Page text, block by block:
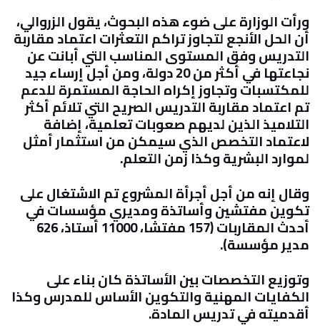
ورأت الوزارة على ضوء هذه البحوث، يقول الزروالي،
أن الحل الأنجع لتجاوز تراكم التعثرات اعتماد مقاربة
التدريس وفق المستوى المناسب التي أبانت عن
نجاعتها في أكثر من 20 دولة، ومن أجل إرساء جيد
للمكتسبات وتجاوز إكراه الحاجة المستمرة للدعم
تم اعتماد مقاربة التدريس الصريح التي تلائم أكثر
التلاميذ الذين لديهم صعوبات تعلمية، إضافة
لاعتماد التخصص الذي سيمكن من استثمار أمثل
لموارد البشرية وكذا زمن التعلم.
وقال إنه من أجل أجرأة المشروع تم الاشتغال على
تكوين مفتشين وأساتذة ومديري مؤسسات في
أحدث المقاربات (157 مفتشا، 11000 أستاذ، 626
مدير مؤسسة).
وتوزيع التخصصات بين الأساتذة كان بناء على
الكفايات المهنية والتكوين الأساس للمدرس وكذا
أقدميته في تدريس المادة.